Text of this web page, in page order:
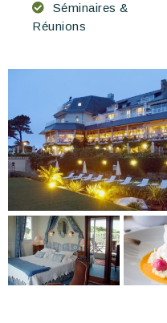
Séminaires &
Réunions